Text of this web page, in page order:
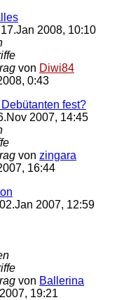
2008, 10:10
von Diwi84
0:43
fest?
2007, 14:45
von zingara
16:44
2007, 12:59
von Ballerina
19:21